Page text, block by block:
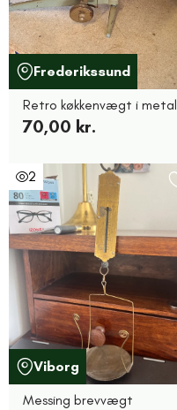
Frederikssund
Retro køkkenvægt i metal
70,00 kr.
2
Viborg
Messing brevvægt